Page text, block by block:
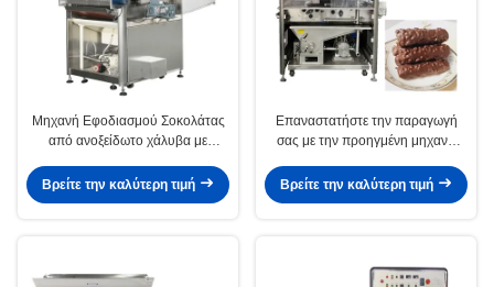
Μηχανή Εφοδιασμού Σοκολάτας
από ανοξείδωτο χάλυβα με
PLC
Βρείτε την καλύτερη τιμή
Επαναστατήστε την παραγωγή
σας με την προηγμένη μηχανή
Βρείτε την καλύτερη τιμή